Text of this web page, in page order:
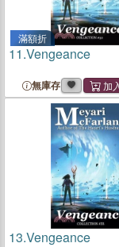
滿額折
11.Vengeance
無庫存
13.Vengeance